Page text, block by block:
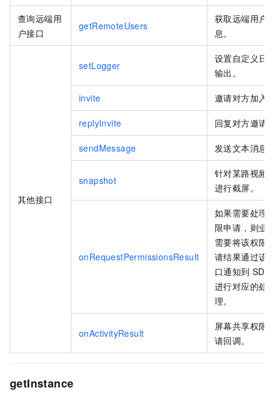
查询远端用
户接口
getRemoteUsers
获取远端用户
息。
其他接口
setLogger
设置自定义日
输出。
invite 邀请对方加入
replyInvite 回复对方邀请
sendMessage 发送文本消息
snapshot
针对某路视频
进行截屏。
onRequestPermissionsResult
如果需要处理
限申请，则业
需要将该权限
请结果通过该
口通知到 SDK
进行对应的处
理。
onActivityResult
屏幕共享权限
请回调。
getInstance